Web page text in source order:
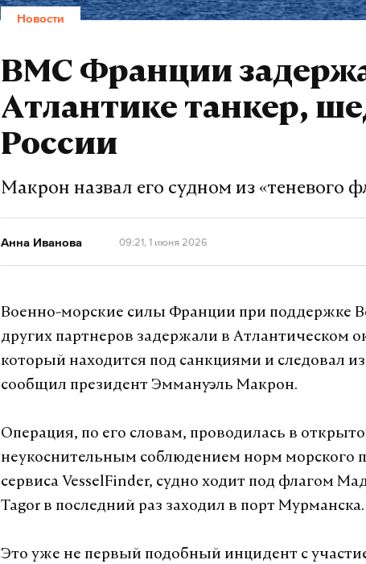
Новости
ВМС Франции
Атлантике танкер,
России
Макрон назвал его судном из «теневого
Анна Иванова 09:21, 1 июня 2026
Военно-морские силы Франции при поддержке
других партнеров задержали в Атлантическом
который находится под санкциями и следовал
сообщил президент Эммануэль Макрон.
Операция, по его словам, проводилась в
неукоснительным соблюдением норм морского
сервиса VesselFinder, судно ходит под флагом
Tagor в последний раз заходил в порт Мурманска.
Это уже не первый подобный инцидент с